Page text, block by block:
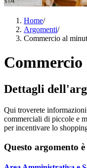
Home/
Argomenti/
Commercio al
Dettagli
Qui troverete
commerciali di piccole e
per incentivare lo
Questo argomento